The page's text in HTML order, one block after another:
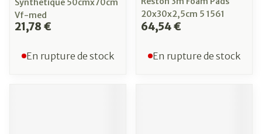
Synthetique 50cmx70cm
Vf-med
21,78 €
En rupture de stock
20x30x2,5cm 5 1561
64,54 €
En rupture de stock